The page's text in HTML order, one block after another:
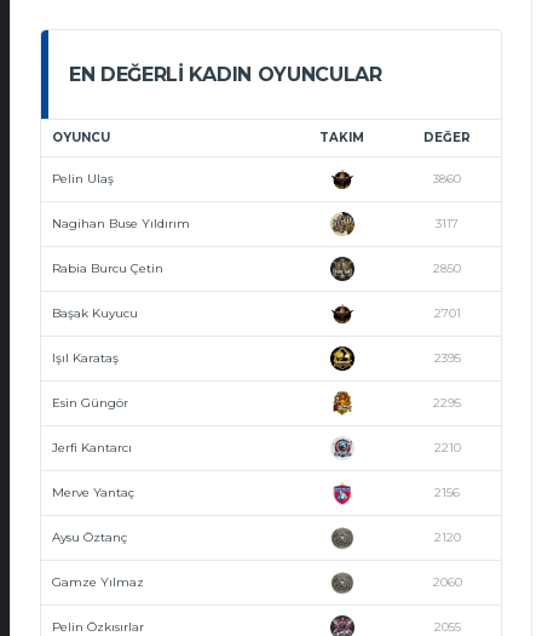
EN DEĞERLI KADIN OYUNCULAR
OYUNCU TAKIM DEĞER
Pelin Ulaş 3860
Nagihan Buse Yıldırım 3117
Rabia Burcu Çetin 2850
Başak Kuyucu 2701
Işıl Karataş 2395
Esin Güngör 2295
Jerfi Kantarcı 2210
Merve Yantaç 2156
Aysu Öztanç 2120
Gamze Yılmaz 2060
Pelin Özkısırlar 2055